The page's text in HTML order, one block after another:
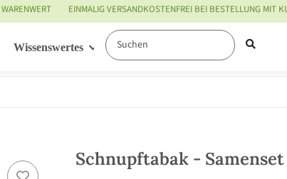
EINMALIG VERSANDKOSTENFREI BEI BESTELLUNG MIT
Wissenswertes Service
Schnupftabak - Samenset